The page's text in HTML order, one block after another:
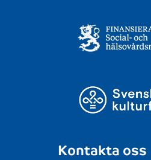
Kontakta oss